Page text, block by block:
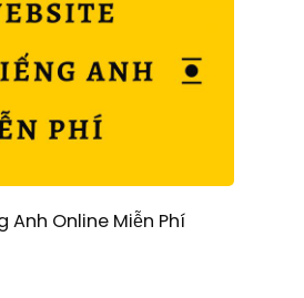
Anh Online Miễn Phí